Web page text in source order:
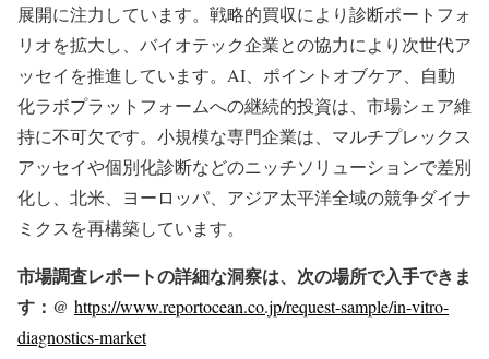
展開に注力しています。戦略的買収により診断ポートフォ
リオを拡大し、バイオテック企業との協力により次世代ア
ッセイを推進しています。AI、ポイントオブケア、自動
化ラボプラットフォームへの継続的投資は、市場シェア維
持に不可欠です。小規模な専門企業は、マルチプレックス
アッセイや個別化診断などのニッチソリューションで差別
化し、北米、ヨーロッパ、アジア太平洋全域の競争ダイナ
ミクスを再構築しています。
市場調査レポートの詳細な洞察は、次の場所で入手できま
す：@ https://www.reportocean.co.jp/request-sample/in-vitro-
diagnostics-market